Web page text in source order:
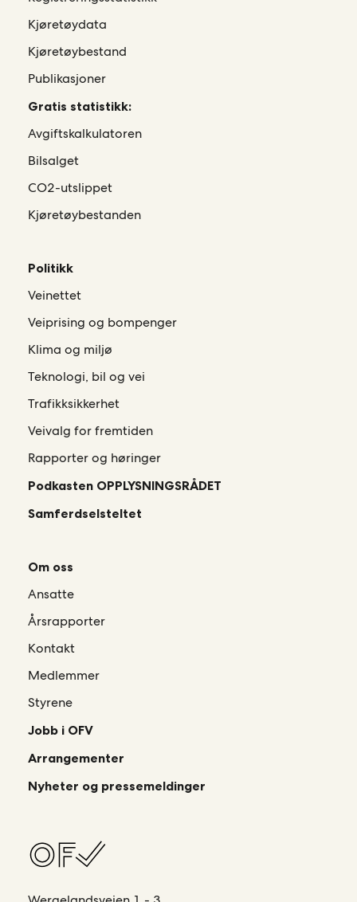
Kjøretøydata
Kjøretøybestand
Publikasjoner
Gratis statistikk:
Avgiftskalkulatoren
Bilsalget
CO2-utslippet
Kjøretøybestanden
Politikk
Veinettet
Veiprising og bompenger
Klima og miljø
Teknologi, bil og vei
Trafikksikkerhet
Veivalg for fremtiden
Rapporter og høringer
Podkasten OPPLYSNINGSRÅDET
Samferdselsteltet
Om oss
Ansatte
Årsrapporter
Kontakt
Medlemmer
Styrene
Jobb i OFV
Arrangementer
Nyheter og pressemeldinger